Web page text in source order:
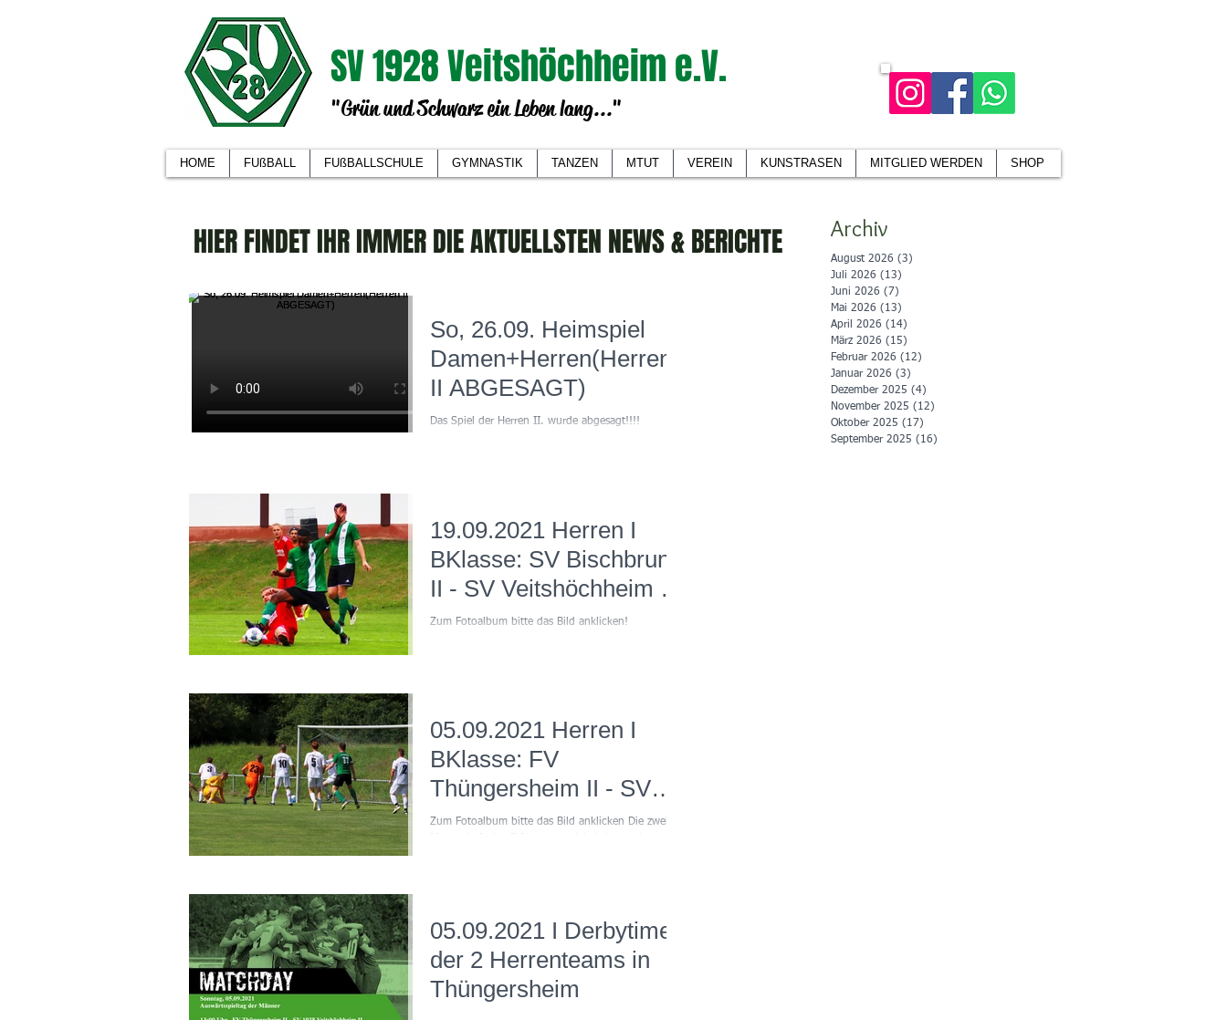
SV 1928 Veitshöchheim e.V.
"Grün und Schwarz ein Leben lang..."
HOME FUßBALL FUßBALLSCHULE GYMNASTIK TANZEN MTUT VEREIN KUNSTRASEN MITGLIED WERDEN SHOP
HIER FINDET IHR IMMER DIE AKTUELLSTEN NEWS & BERICHTE
So, 26.09. Heimspiel
Damen+Herren(Herren
II ABGESAGT)
Das Spiel der Herren II. wurde abgesagt!!!!
19.09.2021 Herren I
BKlasse: SV Bischbrunn
II - SV Veitshöchheim II
0:3
Zum Fotoalbum bitte das Bild anklicken!
05.09.2021 Herren I
BKlasse: FV
Thüngersheim II - SV
Veitshöchheim II 1:1
Zum Fotoalbum bitte das Bild anklicken Die zweite
05.09.2021 I Derbytime
der 2 Herrenteams in
Thüngersheim
Archiv
August 2026 (3)
Juli 2026 (13)
Juni 2026 (7)
Mai 2026 (13)
April 2026 (14)
März 2026 (15)
Februar 2026 (12)
Januar 2026 (3)
Dezember 2025 (4)
November 2025 (12)
Oktober 2025 (17)
September 2025 (16)